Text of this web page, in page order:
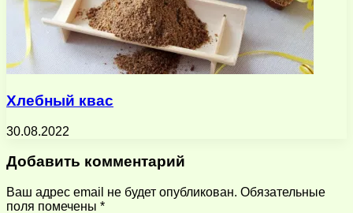
Хлебный квас
30.08.2022
Добавить комментарий
Ваш адрес email не будет опубликован. Обязательные
поля помечены *